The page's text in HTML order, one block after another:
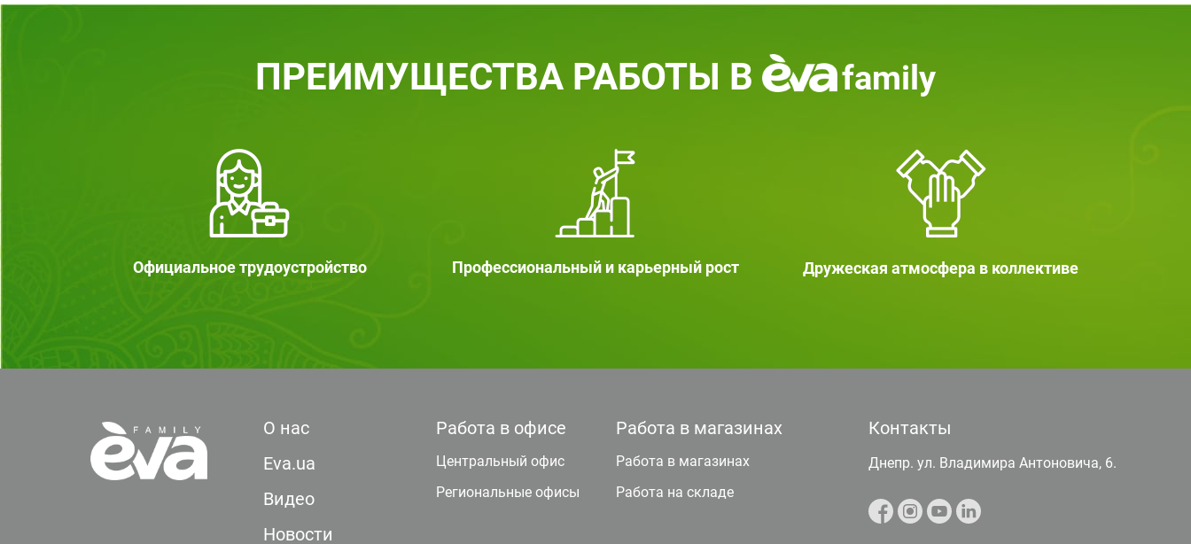
ПРЕИМУЩЕСТВА РАБОТЫ В family
Официальное трудоустройство Профессиональный и карьерный рост Дружеская атмосфера в коллективе
О нас
Eva.ua
Видео
Новости
Работа в офисе
Центральный офис
Региональные офисы
Работа в магазинах
Работа в магазинах
Работа на складе
Контакты
Днепр. ул. Владимира Антоновича, 6.